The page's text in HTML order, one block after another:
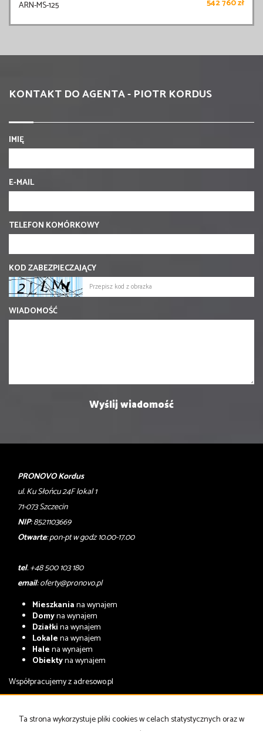
ARN-MS-125 542 760 zł
KONTAKT DO AGENTA - PIOTR KORDUS
IMIĘ
E-MAIL
TELEFON KOMÓRKOWY
KOD ZABEZPIECZAJĄCY
WIADOMOŚĆ
PRONOVO Kordus
ul. Ku Słońcu 24F lokal 1
71-073 Szczecin
NIP: 8521103669
Otwarte: pon-pt w godz 10.00-17.00
tel. +48 500 103 180
email:oferty@pronovo.pl
Mieszkaniana wynajem
Domyna wynajem
Działkina wynajem
Lokalena wynajem
Halena wynajem
Obiektyna wynajem
Współpracujemy zadresowo.pl
Domyna sprzedaż
Działkina sprzedaż
Ta strona wykorzystuje pliki cookies w celach statystycznych oraz w